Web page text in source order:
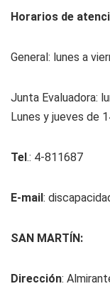
Horarios de
General: lunes a
Junta Evaluadora:
Lunes y jueves de
Tel.: 4-811687
E-mail:
SAN MARTÍN:
Dirección: